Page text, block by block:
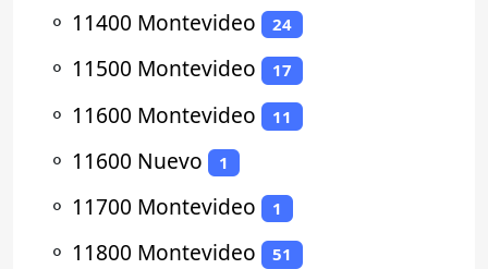
⚬ 11400 Montevideo 24
⚬ 11500 Montevideo 17
⚬ 11600 Montevideo 11
⚬ 11600 Nuevo 1
⚬ 11700 Montevideo 1
⚬ 11800 Montevideo 51